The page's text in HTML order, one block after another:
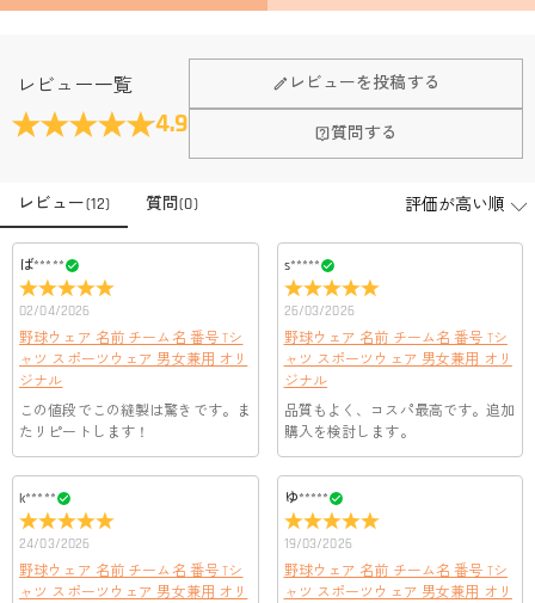
レビュー一覧
4.9
レビューを投稿する
質問する
レビュー(12) 質問(0)
ば*****
02/04/2026
野球ウェア 名前 チーム名 番号 Tシ
ャツ スポーツウェア 男女兼用 オリ
ジナル
この値段でこの縫製は驚きです。ま
たリピートします！
k*****
24/03/2026
野球ウェア 名前 チーム名 番号 Tシ
ャツ スポーツウェア 男女兼用 オリ
s*****
26/03/2026
野球ウェア 名前 チーム名 番号 Tシ
ャツ スポーツウェア 男女兼用 オリ
ジナル
品質もよく、コスパ最高です。追加
購入を検討します。
ゆ*****
19/03/2026
野球ウェア 名前 チーム名 番号 Tシ
ャツ スポーツウェア 男女兼用 オリ
Fanscheerについて
会社はどこにありますか？
本社はホンコンにあります。
店舗に費やす家賃や保険、人的労力等のコストを節約して、商
品自身が値下げできるために、現在はオンラインストアのみ運
営しております。
注文＆支払いについて
注文後に注文の内容を変更できますか？
もし注文確認メールをご確認後、注文内容に間違いでもありま
したら、至急カスタマーサポート【Eメール：
service@drawelry.jp】までご連絡ください。ご連絡頂く時に注文
番号もお送りください。
支払方法は何がありますか？
お支払い方法は、クレジットカード、コンビニ前払い、
Paypal、ApplePay、GooglePayからお選びいただけます。
支払い情報は保護されますか？
お支払い情報は高度なセキュリティで保護されております。お
客様のお支払い情報は当社のサーバーに一切保存されません。
Paypal又はクレジットカート発行会社によって処理されます。
支払い情報は保護されますか？
当社では、個人情報保護を目的としたコンプライアンスに則
り、プライバシーポリシーを定めています。お客様に安心かつ
安全にご利用いただけるよう最善の注意を払い、個人情報を厳
重に取り扱っています。 詳細はプライバシーポリシー
確認ください。
服＆ファッション
どうやってオリジナル服をオーダーメイドします
か？